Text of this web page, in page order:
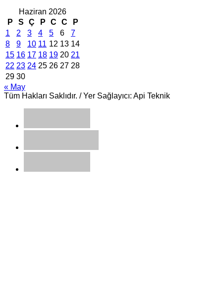
Haziran 2026
P
S Ç P C C
P
1
2 3 4 5 6
7
8
9 10 11 12 13 14
15 16 17 18 19 20 21
22 23 24 25 26 27 28
29 30
« May
Tüm Hakları Saklıdır. / Yer Sağlayıcı: Api Teknik